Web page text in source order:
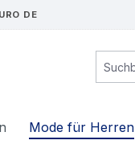
DE
Mode für Herren